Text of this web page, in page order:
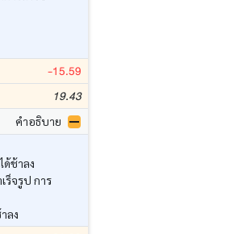
-15.59
19.43
คำอธิบาย
ด้ช้าลง
ร็จรูป การ
ลง